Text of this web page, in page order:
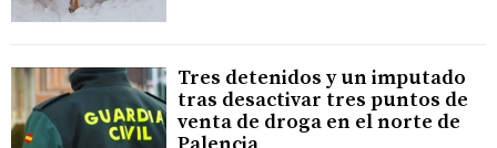
Tres detenidos y un imputado
tras desactivar tres puntos de
venta de droga en el norte de